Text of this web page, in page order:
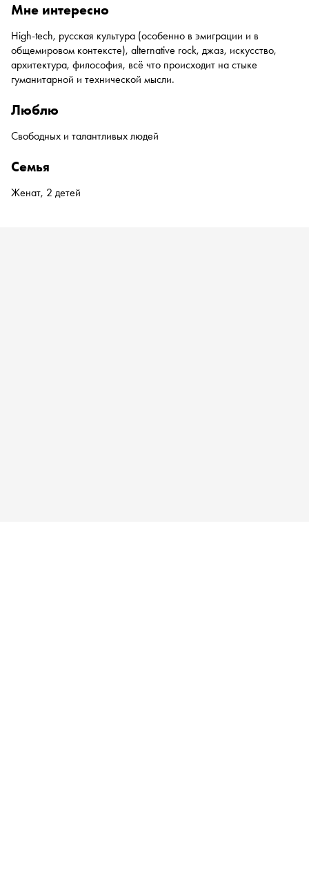
мне интересно
High-tech, русская культура (особенно в эмиграции и в
общемировом контексте), alternative rock, джаз, искусство,
архитектура, философия, всё что происходит на стыке
гуманитарной и технической мысли.
люблю
Свободных и талантливых людей
семья
Женат, 2 детей